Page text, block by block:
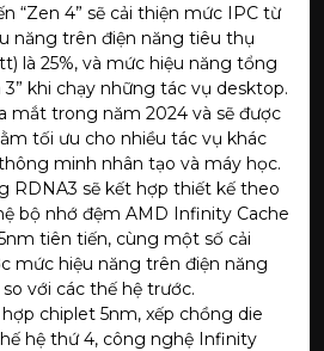
“Zen 4” sẽ cải thiện mức IPC từ
năng trên điện năng tiêu thụ
là 25%, và mức hiệu năng tổng
3” khi chạy những tác vụ desktop.
mắt trong năm 2024 và sẽ được
tối ưu cho nhiều tác vụ khác
minh nhân tạo và máy học.
RDNA3 sẽ kết hợp thiết kế theo
bộ nhớ đệm AMD Infinity Cache
tiên tiến, cùng một số cải
mức hiệu năng trên điện năng
với các thế hệ trước.
chiplet 5nm, xếp chồng die
hệ thứ 4, công nghệ Infinity